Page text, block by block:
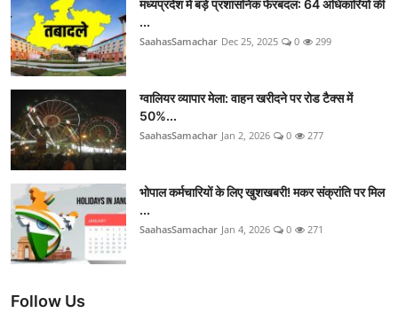
मध्यप्रदेश में बड़े प्रशासनिक फेरबदल: 64 अधिकारियों की
...
SaahasSamachar Dec 25, 2025 0 299
ग्वालियर व्यापार मेला: वाहन खरीदने पर रोड टैक्स में
50%...
SaahasSamachar Jan 2, 2026 0 277
भोपाल कर्मचारियों के लिए खुशखबरी! मकर संक्रांति पर मिल
...
SaahasSamachar Jan 4, 2026 0 271
Follow Us